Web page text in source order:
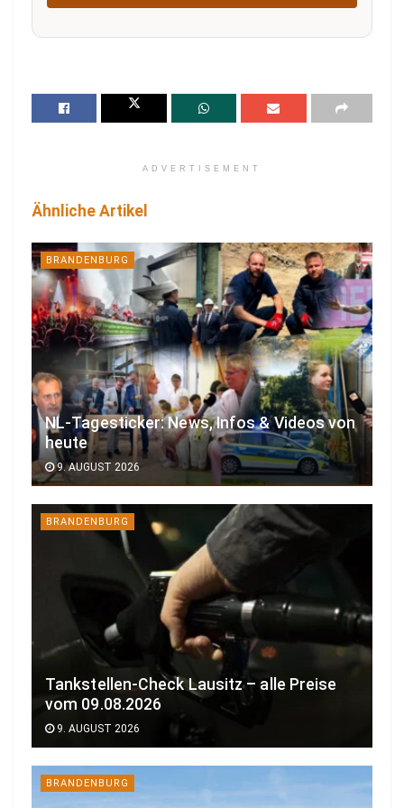
ADVERTISEMENT
Ähnliche Artikel
BRANDENBURG
NL-Tagesticker: News, Infos & Videos von
heute
9. AUGUST 2026
BRANDENBURG
Tankstellen-Check Lausitz – alle Preise
vom 09.08.2026
9. AUGUST 2026
BRANDENBURG